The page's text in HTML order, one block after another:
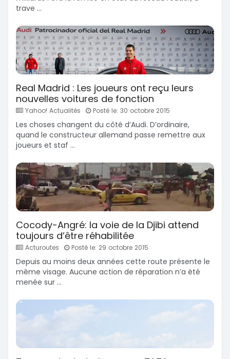
trave ...
Real Madrid : Les joueurs ont reçu leurs
nouvelles voitures de fonction
Yahoo! Actualités Posté le: 30 octobre 2015
Les choses changent du côté d’Audi. D’ordinaire,
quand le constructeur allemand passe remettre aux
joueurs et staf ...
Cocody-Angré: la voie de la Djibi attend
toujours d’être réhabilitée
Acturoutes Posté le: 29 octobre 2015
Depuis au moins deux années cette route présente le
même visage. Aucune action de réparation n’a été
menée sur ...